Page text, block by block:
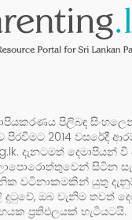
පිලිබඳ
2014 වසරේදී
දැනටමත් දෙමාපියන්
සිටින
වටිනාකමකින් යුතු
ඔබ වැනිම තවත්
ප්‍රතිඵලයක් හැටියටයි.